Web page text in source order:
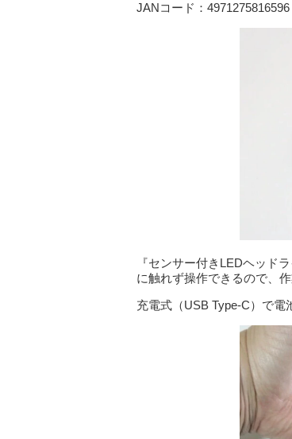
JANコード：4971275816596
『センサー付きLEDヘッド
に触れず操作できるので、
充電式（USB Type-C）で電